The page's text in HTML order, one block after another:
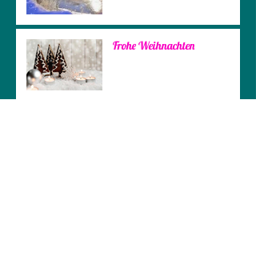
Frohe Weihnachten